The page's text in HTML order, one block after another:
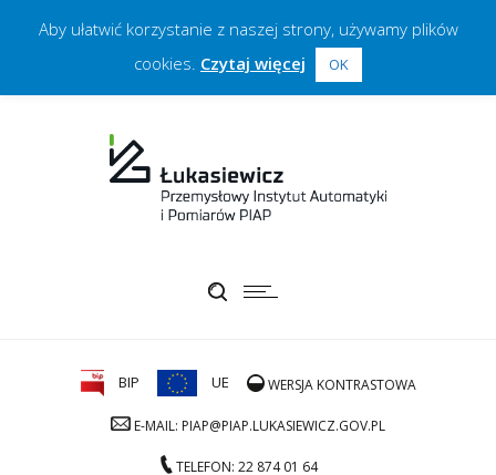
BIP UE WERSJA KONTRASTOWA
E-MAIL: PIAP@PIAP.LUKASIEWICZ.GOV.PL
TELEFON: 22 874 01 64
Aby ułatwić korzystanie z naszej strony, używamy plików
cookies. Czytaj więcej OK